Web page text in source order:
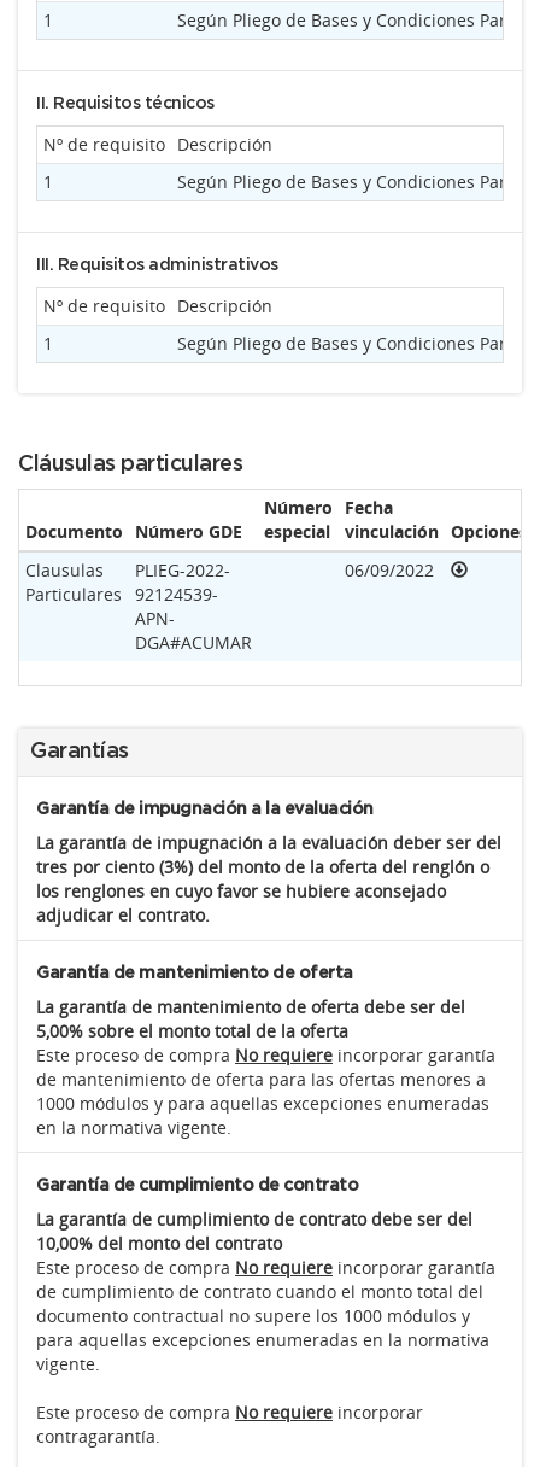
1
Según Pliego de Bases y Condiciones
II. Requisitos técnicos
Nº de requisito Descripción
1
Según Pliego de Bases y Condiciones
III. Requisitos administrativos
Nº de requisito Descripción
1
Según Pliego de Bases y Condiciones
Cláusulas particulares
Documento Número GDE
Número
especial
Fecha
vinculación Opciones
Clausulas
Particulares
PLIEG-2022-
92124539-
APN-
DGA#ACUMAR
06/09/2022
Garantías
Garantía de impugnación a la evaluación
La garantía de impugnación a la evaluación deber ser del
tres por ciento (3%) del monto de la oferta del renglón o
los renglones en cuyo favor se hubiere aconsejado
adjudicar el contrato.
Garantía de mantenimiento de oferta
La garantía de mantenimiento de oferta debe ser del
5,00% sobre el monto total de la oferta
Este proceso de compra No requiere incorporar garantía
de mantenimiento de oferta para las ofertas menores a
1000 módulos y para aquellas excepciones enumeradas
en la normativa vigente.
Garantía de cumplimiento de contrato
La garantía de cumplimiento de contrato debe ser del
10,00% del monto del contrato
Este proceso de compra No requiere incorporar garantía
de cumplimiento de contrato cuando el monto total del
documento contractual no supere los 1000 módulos y
para aquellas excepciones enumeradas en la normativa
vigente.
Este proceso de compra No requiere incorporar
contragarantía.